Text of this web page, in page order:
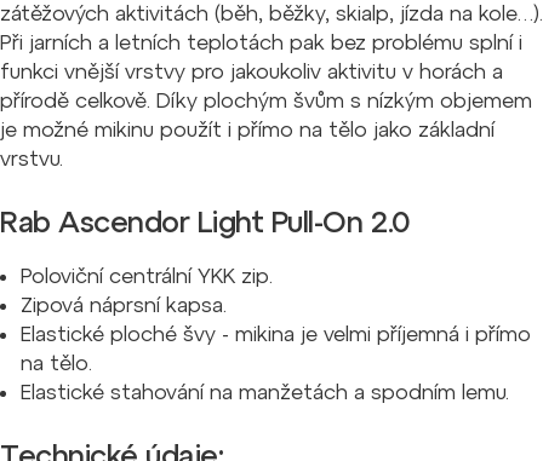
zátěžových aktivitách (běh, běžky, skialp, jízda na kole…).
Při jarních a letních teplotách pak bez problému splní i
funkci vnější vrstvy pro jakoukoliv aktivitu v horách a
přírodě celkově. Díky plochým švům s nízkým objemem
je možné mikinu použít i přímo na tělo jako základní
vrstvu.
Rab Ascendor Light Pull-On 2.0
Poloviční centrální YKK zip.
Zipová náprsní kapsa.
Elastické ploché švy - mikina je velmi příjemná i přímo
na tělo.
Elastické stahování na manžetách a spodním lemu.